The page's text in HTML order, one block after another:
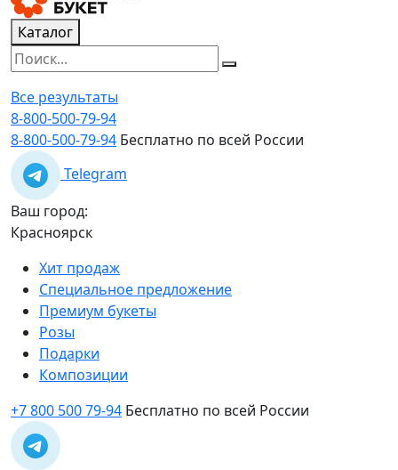
Каталог
Все результаты
8-800-500-79-94
8-800-500-79-94 Бесплатно по всей России
Telegram
Ваш город:
Красноярск
Хит продаж
Специальное предложение
Премиум букеты
Розы
Подарки
Композиции
+7 800 500 79-94 Бесплатно по всей России